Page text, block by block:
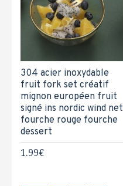
304 acier inoxydable
fruit fork set créatif
mignon européen fruit
signé ins nordic wind net
fourche rouge fourche
dessert
1.99€